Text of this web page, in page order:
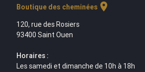
Boutique des cheminées location_on
120, rue des Rosiers
93400 Saint Ouen
Horaires :
Les samedi et dimanche de 10h à 18h